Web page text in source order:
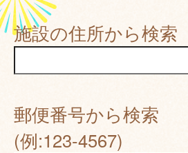
施設の住所から検索
郵便番号から検索
(例:123-4567)